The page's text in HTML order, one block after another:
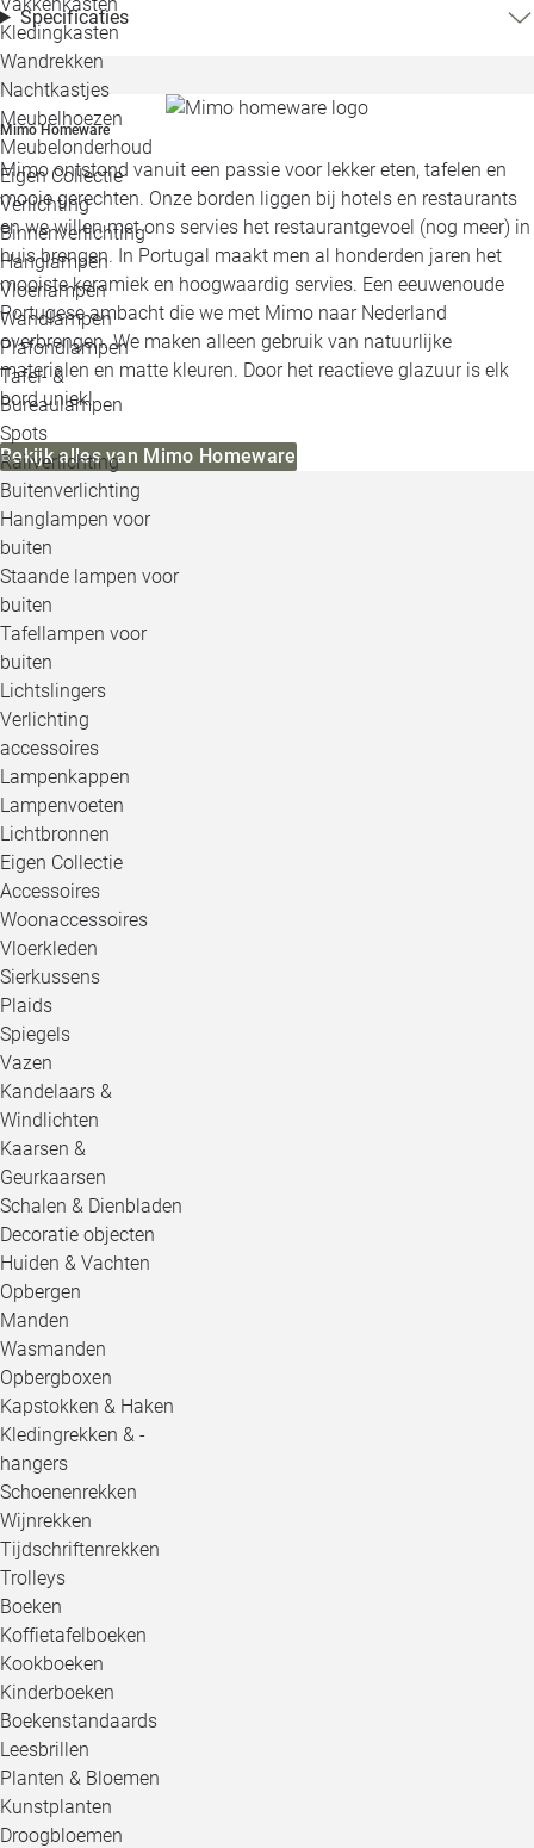
Kledingkasten
Wandrekken
Nachtkastjes
Meubelhoezen
Meubelonderhoud
Eigen Collectie
Verlichting
Binnenverlichting
Hanglampen
Vloerlampen
Wandlampen
Plafondlampen
Tafel- &
Bureaulampen
Spots
Railverlichting
Buitenverlichting
Hanglampen voor
buiten
Staande lampen voor
buiten
Tafellampen voor
buiten
Lichtslingers
Verlichting
accessoires
Lampenkappen
Lampenvoeten
Lichtbronnen
Eigen Collectie
Accessoires
Woonaccessoires
Vloerkleden
Sierkussens
Plaids
Spiegels
Vazen
Kandelaars &
Windlichten
Kaarsen &
Geurkaarsen
Schalen & Dienbladen
Decoratie objecten
Huiden & Vachten
Opbergen
Manden
Wasmanden
Opbergboxen
Kapstokken & Haken
Kledingrekken & -
hangers
Schoenenrekken
Wijnrekken
Tijdschriftenrekken
Trolleys
Boeken
Koffietafelboeken
Kookboeken
Kinderboeken
Boekenstandaards
Leesbrillen
Planten & Bloemen
Kunstplanten
Droogbloemen
Specificaties
Mimo Homeware
Mimo ontstond vanuit een passie voor lekker eten, tafelen en
mooie gerechten. Onze borden liggen bij hotels en restaurants
en we willen met ons servies het restaurantgevoel (nog meer) in
huis brengen. In Portugal maakt men al honderden jaren het
mooiste keramiek en hoogwaardig servies. Een eeuwenoude
Portugese ambacht die we met Mimo naar Nederland
overbrengen. We maken alleen gebruik van natuurlijke
materialen en matte kleuren. Door het reactieve glazuur is elk
bord uniek!
Bekijk alles van Mimo Homeware